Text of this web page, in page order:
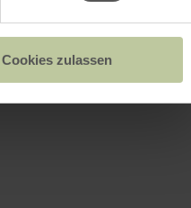
Cookies zulassen